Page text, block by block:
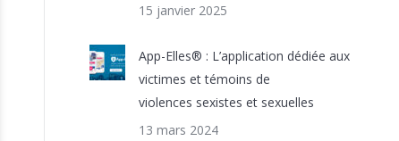
15 janvier 2025
App-Elles® : L’application dédiée aux
victimes et témoins de
violences sexistes et sexuelles
13 mars 2024